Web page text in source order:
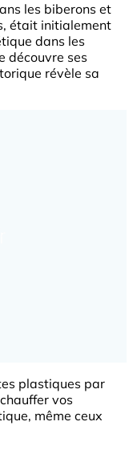
les biberons et
était initialement
dans les
découvre ses
révèle sa
plastiques par
vos
même ceux